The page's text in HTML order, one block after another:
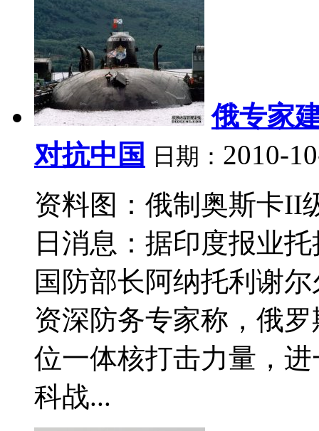
俄专家
对抗中国
日期： 2010-
资料图：俄制奥斯卡II
日消息：据印度报业
国防部长阿纳托利谢
资深防务专家称，俄
位一体核打击力量，
科战...